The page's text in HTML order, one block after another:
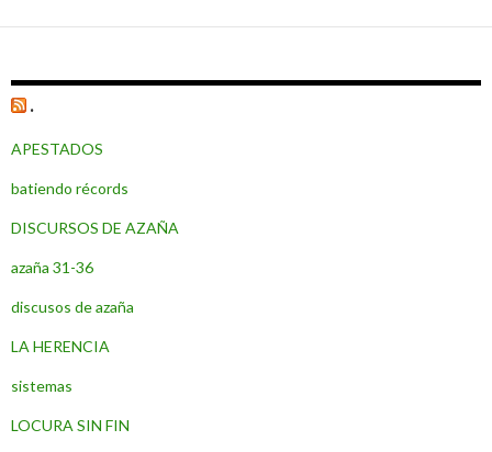
.
APESTADOS
batiendo récords
DISCURSOS DE AZAÑA
azaña 31-36
discusos de azaña
LA HERENCIA
sistemas
LOCURA SIN FIN